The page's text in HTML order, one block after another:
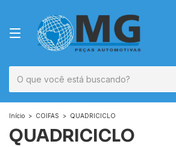
Início > COIFAS > QUADRICICLO
QUADRICICLO